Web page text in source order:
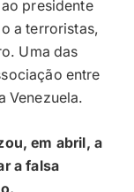
presidente
a terroristas,
Uma das
entre
Venezuela.
em abril, a
a falsa